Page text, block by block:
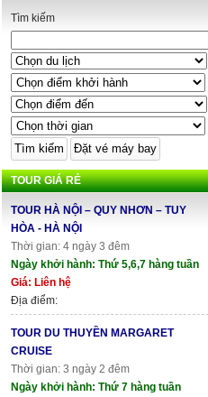
Tìm kiếm
TOUR GIÁ RẺ
TOUR HÀ NỘI – QUY NHƠN – TUY
HÒA - HÀ NỘI
Thời gian: 4 ngày 3 đêm
Ngày khởi hành: Thứ 5,6,7 hàng tuần
Giá: Liên hệ
Địa điểm:
TOUR DU THUYỀN MARGARET
CRUISE
Thời gian: 3 ngày 2 đêm
Ngày khởi hành: Thứ 7 hàng tuần